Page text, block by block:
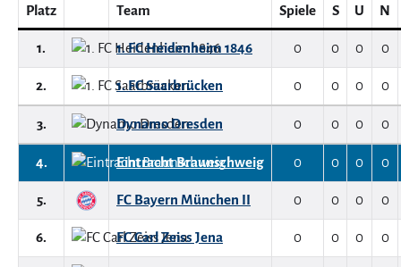
Platz Team Spiele S U N
1. 1. FC Heidenheim 1846 0 0 0 0
2. 1. FC Saarbrücken 0 0 0 0
3. Dynamo Dresden 0 0 0 0
4. Eintracht Braunschweig 0 0 0 0
5. FC Bayern München II 0 0 0 0
6. FC Carl Zeiss Jena 0 0 0 0